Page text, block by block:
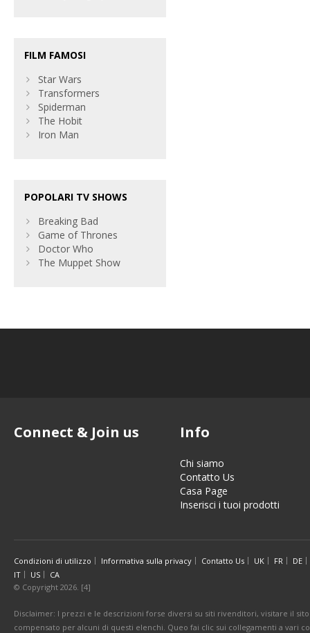
FILM FAMOSI
Star Wars
Transformers
Spiderman
The Hobit
Iron Man
POPOLARI TV SHOWS
Breaking Bad
Game of Thrones
Doctor Who
The Muppet Show
Connect & Join us Info
Chi siamo
Contatto Us
Casa Page
Inserisci i tuoi prodotti
Condizioni di utilizzo Informativa sulla privacy Contatto Us UK FR
DE
IT
US
CA
© Copyright 2026. [4]
Disclaimer: I prezzi e le descrizioni forse diversi su siti rivenditori, visitare il
compensato per alcuni di questi elenchi. Queo fai clic sui collegamenti a vari